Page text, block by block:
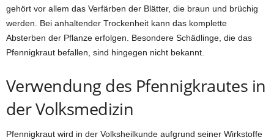
gehört vor allem das Verfärben der Blätter, die braun und brüchig
werden. Bei anhaltender Trockenheit kann das komplette
Absterben der Pflanze erfolgen. Besondere Schädlinge, die das
Pfennigkraut befallen, sind hingegen nicht bekannt.
Verwendung des Pfennigkrautes in
der Volksmedizin
Pfennigkraut wird in der Volksheilkunde aufgrund seiner Wirkstoffe